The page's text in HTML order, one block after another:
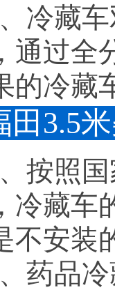
冷藏
通过全
的冷藏
田3.5
按照
冷藏车
不安装
药品